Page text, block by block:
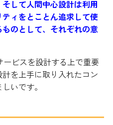
して人間中心設計は利用
ィをとことん追求して使
のとして、それぞれの意
ービスを設計する上で重要
を上手に取り入れたコン
いです。